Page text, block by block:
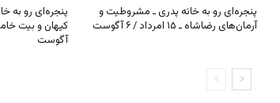
پنجره‌ای رو به
آگوست
پنجره‌ای رو به خانه پدری ـ مشروطیت و
آرمان‌های رضاشاه ـ ۱۵ امرداد / ۶ آگوست